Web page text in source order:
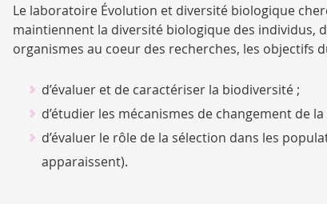
Le laboratoire Évolution et diversité biologique
maintiennent la diversité biologique des individus,
organismes au coeur des recherches, les objectifs
d’évaluer et de caractériser la biodiversité ;
d’étudier les mécanismes de changement de
d’évaluer le rôle de la sélection dans les
apparaissent).